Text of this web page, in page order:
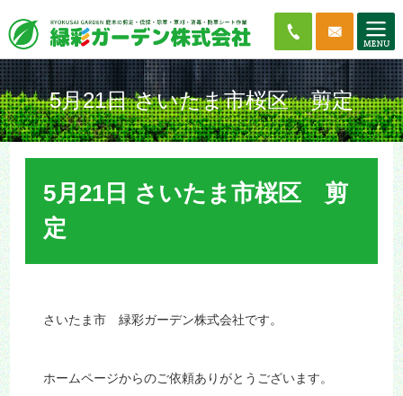
5月21日 さいたま市桜区 剪定
5月21日 さいたま市桜区 剪
定
さいたま市 緑彩ガーデン株式会社です。
ホームページからのご依頼ありがとうございます。